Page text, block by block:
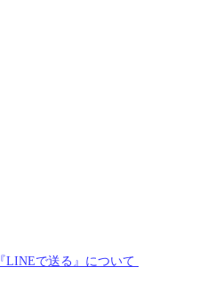
『LINEで送る』について